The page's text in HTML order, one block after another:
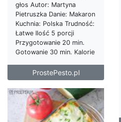
głos Autor: Martyna
Pietruszka Danie: Makaron
Kuchnia: Polska Trudność:
Łatwe Ilość 5 porcji
Przygotowanie 20 min.
Gotowanie 30 min. Kalorie
ProstePesto.pl